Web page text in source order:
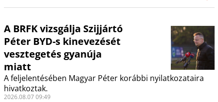
A BRFK vizsgálja Szijjártó
Péter BYD-s kinevezését
vesztegetés gyanúja
miatt
A feljelentésében Magyar Péter korábbi nyilatkozataira
hivatkoztak.
2026.08.07 09:49